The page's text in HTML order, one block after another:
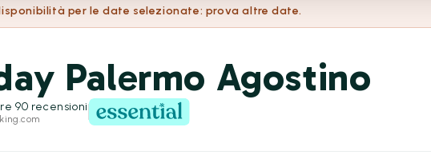
per le date selezionate: prova altre date.
Palermo Agostino
90 recensioni